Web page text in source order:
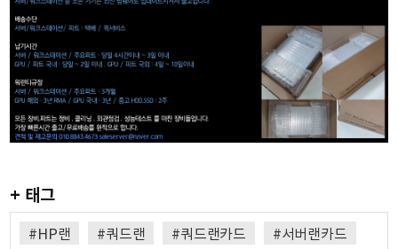
+ 태그
#HP랜 #쿼드랜 #쿼드랜카드
#서버랜카드